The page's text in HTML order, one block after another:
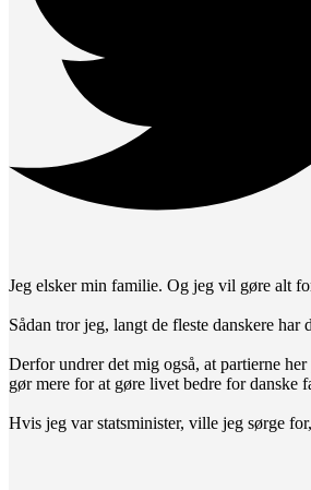
Jeg elsker min familie. Og jeg vil gøre alt
Sådan tror jeg, langt de fleste danskere har
Derfor undrer det mig også, at partierne
gør mere for at gøre livet bedre for danske
Hvis jeg var statsminister, ville jeg sørge